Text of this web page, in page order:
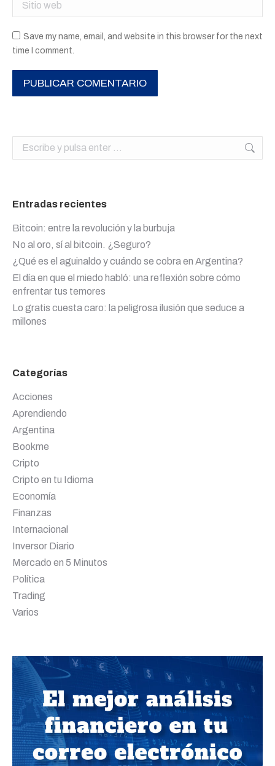
Save my name, email, and website in this browser for the next
time I comment.
PUBLICAR COMENTARIO
Buscar:
Entradas recientes
Bitcoin: entre la revolución y la burbuja
No al oro, sí al bitcoin. ¿Seguro?
¿Qué es el aguinaldo y cuándo se cobra en Argentina?
El día en que el miedo habló: una reflexión sobre cómo
enfrentar tus temores
Lo gratis cuesta caro: la peligrosa ilusión que seduce a
millones
Categorías
Acciones
Aprendiendo
Argentina
Bookme
Cripto
Cripto en tu Idioma
Economía
Finanzas
Internacional
Inversor Diario
Mercado en 5 Minutos
Política
Trading
Varios